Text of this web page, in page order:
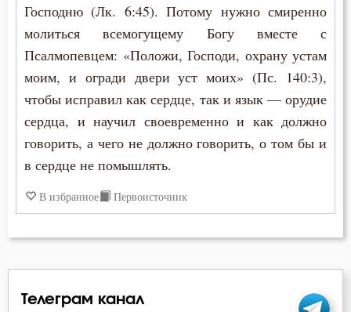
Господню (Лк. 6:45). Потому нужно смиренно
молиться всемогущему Богу вместе с
Псалмопевцем: «Положи, Господи, охрану устам
моим, и огради двери уст моих» (Пс. 140:3),
чтобы исправил как сердце, так и язык — орудие
сердца, и научил своевременно и как должно
говорить, а чего не должно говорить, о том бы и
в сердце не помышлять.
В избранное Первоисточник
Телеграм канал